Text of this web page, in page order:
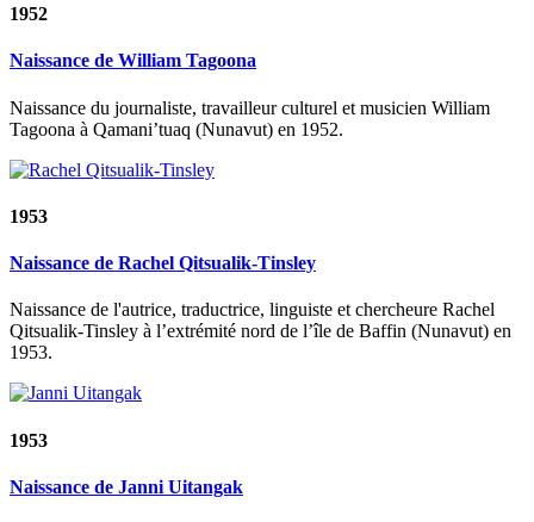
1952
Naissance de William Tagoona
Naissance du journaliste, travailleur culturel et musicien William
Tagoona à Qamani’tuaq (Nunavut) en 1952.
1953
Naissance de Rachel Qitsualik-Tinsley
Naissance de l'autrice, traductrice, linguiste et chercheure Rachel
Qitsualik-Tinsley à l’extrémité nord de l’île de Baffin (Nunavut) en
1953.
1953
Naissance de Janni Uitangak